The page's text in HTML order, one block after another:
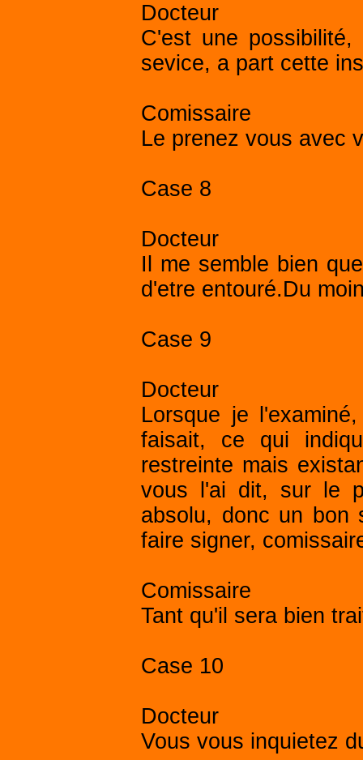
Docteur
C'est une
sevice, a part cette
Comissaire
Le prenez vous avec
Case 8
Docteur
Il me semble bien
d'etre entouré.Du
Case 9
Docteur
Lorsque je
faisait, ce qui
restreinte mais
vous l'ai dit, sur le
absolu, donc un bon
faire signer,
Comissaire
Tant qu'il sera bien
Case 10
Docteur
Vous vous inquietez